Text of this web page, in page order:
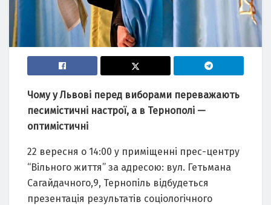
Чому у Львові перед виборами переважають
песимістичні настрої, а в Тернополі —
оптимістичні
22 вересня о 14:00 у приміщенні прес-центру
“Вільного життя” за адресою: вул. Гетьмана
Сагайдачного,9, Тернопіль відбудеться
презентація результатів соціологічного